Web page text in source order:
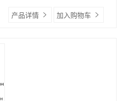
产品详情 加入购物车